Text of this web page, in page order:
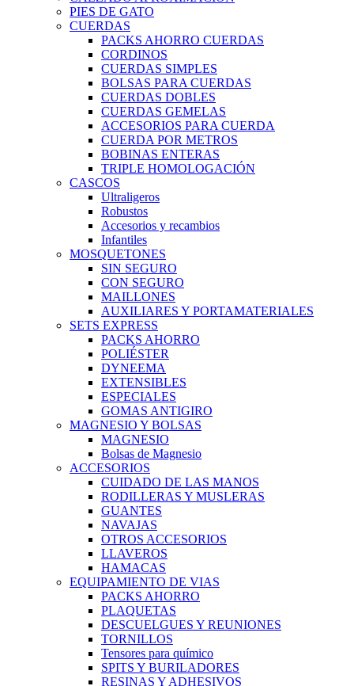
PIES DE GATO
CUERDAS
PACKS AHORRO CUERDAS
CORDINOS
CUERDAS SIMPLES
BOLSAS PARA CUERDAS
CUERDAS DOBLES
CUERDAS GEMELAS
ACCESORIOS PARA CUERDA
CUERDA POR METROS
BOBINAS ENTERAS
TRIPLE HOMOLOGACIÓN
CASCOS
Ultraligeros
Robustos
Accesorios y recambios
Infantiles
MOSQUETONES
SIN SEGURO
CON SEGURO
MAILLONES
AUXILIARES Y PORTAMATERIALES
SETS EXPRESS
PACKS AHORRO
POLIÉSTER
DYNEEMA
EXTENSIBLES
ESPECIALES
GOMAS ANTIGIRO
MAGNESIO Y BOLSAS
MAGNESIO
Bolsas de Magnesio
ACCESORIOS
CUIDADO DE LAS MANOS
RODILLERAS Y MUSLERAS
GUANTES
NAVAJAS
OTROS ACCESORIOS
LLAVEROS
HAMACAS
EQUIPAMIENTO DE VIAS
PACKS AHORRO
PLAQUETAS
DESCUELGUES Y REUNIONES
TORNILLOS
Tensores para químico
SPITS Y BURILADORES
RESINAS Y ADHESIVOS